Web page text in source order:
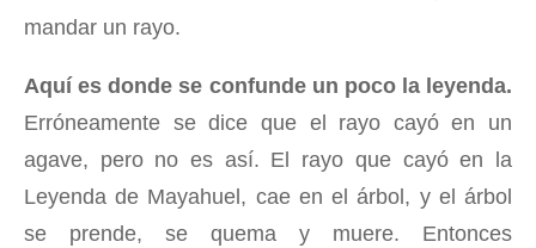
mandar un rayo.
Aquí es donde se confunde un poco la leyenda.
Erróneamente se dice que el rayo cayó en un
agave, pero no es así. El rayo que cayó en la
Leyenda de Mayahuel, cae en el árbol, y el árbol
se prende, se quema y muere. Entonces